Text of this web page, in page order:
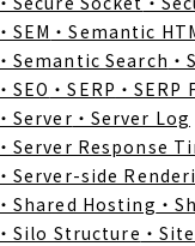
・SEM ・Semantic
・Semantic Search
・SEO ・SERP ・SERP
・Server ・Server Log
・Server Response
・Server-side
・Shared Hosting ・
・Silo Structure ・